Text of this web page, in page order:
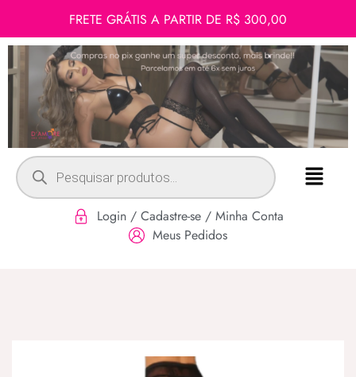
FRETE GRÁTIS A PARTIR DE R$ 300,00
Login / Cadastre-se / Minha Conta
Meus Pedidos